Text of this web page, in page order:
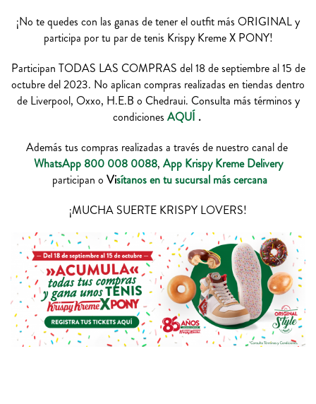
¡No te quedes con las ganas de tener el outfit más ORIGINAL y
participa por tu par de tenis Krispy Kreme X PONY!
Participan TODAS LAS COMPRAS del 18 de septiembre al 15 de
octubre del 2023. No aplican compras realizadas en tiendas dentro
de Liverpool, Oxxo, H.E.B o Chedraui. Consulta más términos y
condiciones AQUÍ .
Además tus compras realizadas a través de nuestro canal de
WhatsApp 800 008 0088, App Krispy Kreme Delivery
participan o Visítanos en tu sucursal más cercana
¡MUCHA SUERTE KRISPY LOVERS!